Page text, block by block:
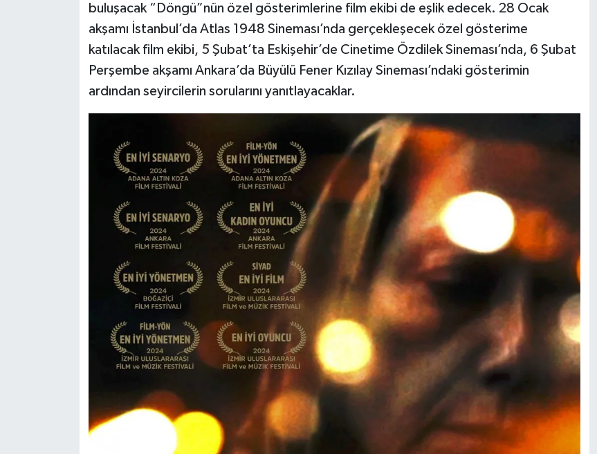
buluşacak “Döngü”nün özel gösterimlerine film ekibi de eşlik edecek. 28 Ocak
akşamı İstanbul’da Atlas 1948 Sineması’nda gerçekleşecek özel gösterime
katılacak film ekibi, 5 Şubat’ta Eskişehir’de Cinetime Özdilek Sineması’nda, 6 Şubat
Perşembe akşamı Ankara’da Büyülü Fener Kızılay Sineması’ndaki gösterimin
ardından seyircilerin sorularını yanıtlayacaklar.